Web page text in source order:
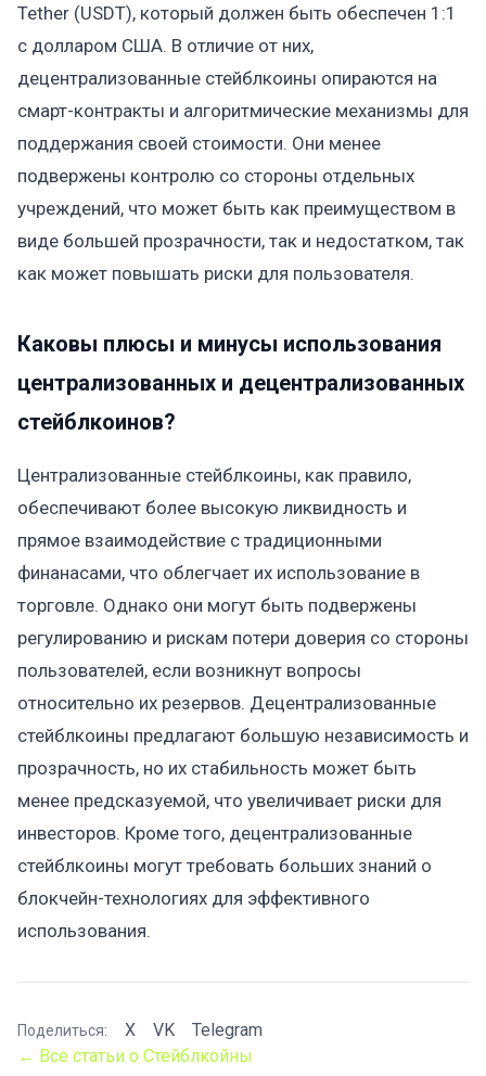
Tether (USDT), который должен быть обеспечен 1:1
с долларом США. В отличие от них,
децентрализованные стейблкоины опираются на
смарт-контракты и алгоритмические механизмы для
поддержания своей стоимости. Они менее
подвержены контролю со стороны отдельных
учреждений, что может быть как преимуществом в
виде большей прозрачности, так и недостатком, так
как может повышать риски для пользователя.
Каковы плюсы и минусы использования
централизованных и децентрализованных
стейблкоинов?
Централизованные стейблкоины, как правило,
обеспечивают более высокую ликвидность и
прямое взаимодействие с традиционными
финанасами, что облегчает их использование в
торговле. Однако они могут быть подвержены
регулированию и рискам потери доверия со стороны
пользователей, если возникнут вопросы
относительно их резервов. Децентрализованные
стейблкоины предлагают большую независимость и
прозрачность, но их стабильность может быть
менее предсказуемой, что увеличивает риски для
инвесторов. Кроме того, децентрализованные
стейблкоины могут требовать больших знаний о
блокчейн-технологиях для эффективного
использования.
Поделиться: X VK
Telegram
← Все статьи о Стейблкойны